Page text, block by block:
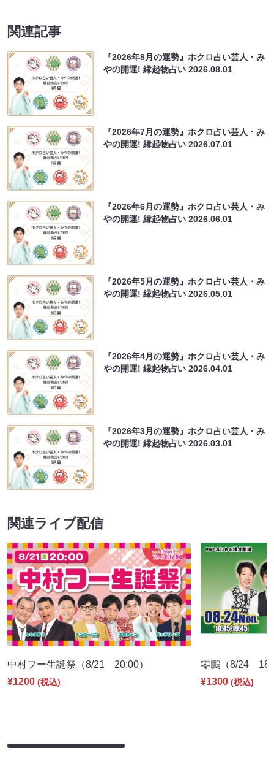
関連記事
『2026年8月の運勢』ホクロ占い芸人・み
やの開運! 縁起物占い2026.08.01
『2026年7月の運勢』ホクロ占い芸人・み
やの開運! 縁起物占い2026.07.01
『2026年6月の運勢』ホクロ占い芸人・み
やの開運! 縁起物占い2026.06.01
『2026年5月の運勢』ホクロ占い芸人・み
やの開運! 縁起物占い2026.05.01
『2026年4月の運勢』ホクロ占い芸人・み
やの開運! 縁起物占い2026.04.01
『2026年3月の運勢』ホクロ占い芸人・み
やの開運! 縁起物占い2026.03.01
関連ライブ配信
中村フー生誕祭（8/21 20:00）
¥1200 (税込)
零鵬（8/24
¥1300 (税込)